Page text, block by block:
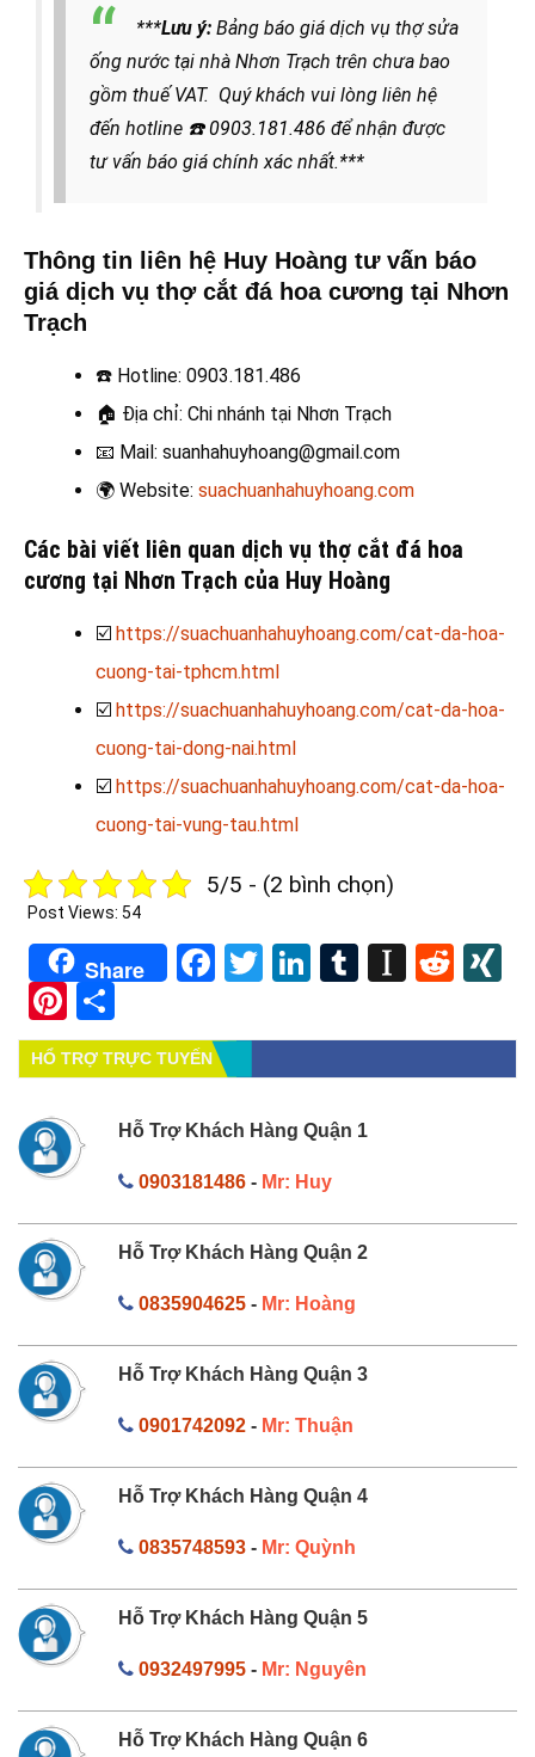
***Lưu ý: Bảng báo giá dịch vụ thợ sửa
ống nước tại nhà Nhơn Trạch trên chưa bao
gồm thuế VAT. Quý khách vui lòng liên hệ
đến hotline ☎️ 0903.181.486 để nhận được
tư vấn báo giá chính xác nhất.***
Thông tin liên hệ Huy Hoàng tư vấn báo
giá dịch vụ thợ cắt đá hoa cương tại Nhơn
Trạch
☎️ Hotline: 0903.181.486
🏠 Địa chỉ: Chi nhánh tại Nhơn Trạch
📧 Mail: suanhahuyhoang@gmail.com
🌍 Website: suachuanhahuyhoang.com
Các bài viết liên quan dịch vụ thợ cắt đá hoa
cương tại Nhơn Trạch của Huy Hoàng
☑️ https://suachuanhahuyhoang.com/cat-da-hoa-
cuong-tai-tphcm.html
☑️ https://suachuanhahuyhoang.com/cat-da-hoa-
cuong-tai-dong-nai.html
☑️ https://suachuanhahuyhoang.com/cat-da-hoa-
cuong-tai-vung-tau.html
5/5 - (2 bình chọn)
Post Views: 54
Share Facebook
TwitterLinkedIn
Tumblr
Pinterest
HỔ TRỢ TRỰC TUYẾN
Hỗ Trợ Khách Hàng Quận 1
0903181486- Mr: Huy
Hỗ Trợ Khách Hàng Quận 2
0835904625- Mr: Hoàng
Hỗ Trợ Khách Hàng Quận 3
0901742092- Mr: Thuận
Hỗ Trợ Khách Hàng Quận 4
0835748593- Mr: Quỳnh
Hỗ Trợ Khách Hàng Quận 5
0932497995- Mr: Nguyên
Hỗ Trợ Khách Hàng Quận 6